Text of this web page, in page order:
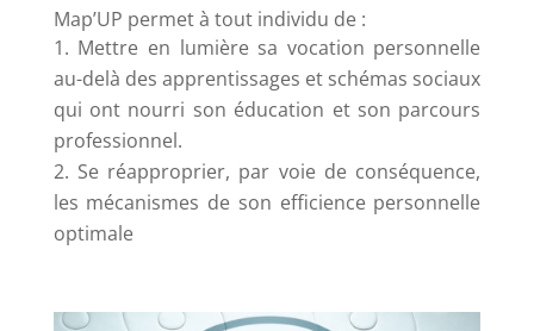
Map’UP permet à tout individu de :
Mettre en lumière sa vocation personnelle
au-delà des apprentissages et schémas sociaux
qui ont nourri son éducation et son parcours
professionnel.
Se réapproprier, par voie de conséquence,
les mécanismes de son efficience personnelle
optimale